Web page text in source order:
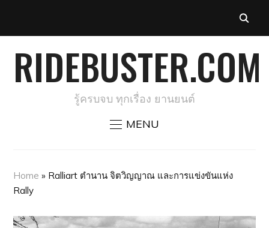
RIDEBUSTER.COM
รู้ครบจบ ทุกเรื่อง ยานยนต์
MENU
Home » Ralliart ตำนาน จิตวิญญาณ และการแข่งขันแห่ง
Rally